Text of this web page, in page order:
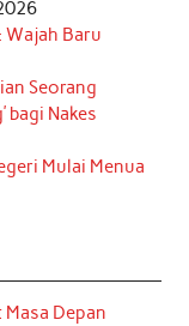
Wajah Baru
Seorang
bagi Nakes
Mulai Menua
Masa Depan